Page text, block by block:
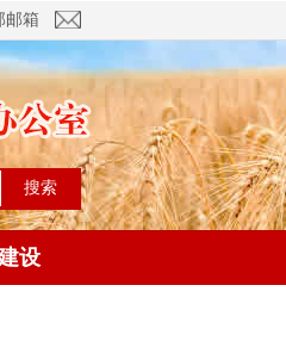
邮箱
搜索
设